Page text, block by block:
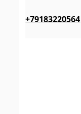
+79183220564